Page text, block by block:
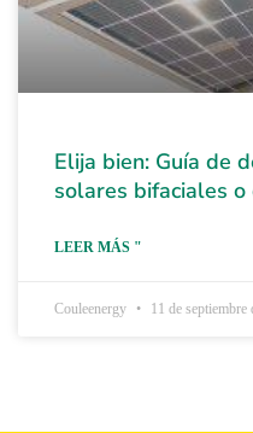
Elija bien: Guía de
solares bifaciales
LEER MÁS "
Couleenergy 11 de septiembre